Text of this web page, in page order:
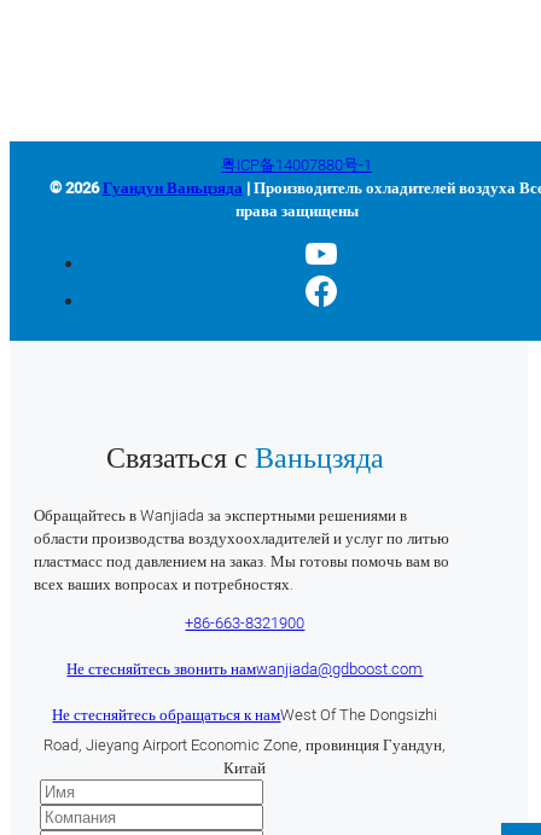
粤ICP备14007880号-1
© 2026Гуандун Ваньцзяда | Производитель охладителей воздуха
права защищены
Связаться с Ваньцзяда
Обращайтесь в Wanjiada за экспертными решениями в
области производства воздухоохладителей и услуг по литью
пластмасс под давлением на заказ. Мы готовы помочь вам во
всех ваших вопросах и потребностях.
+86-663-8321900
Не стесняйтесь звонить намwanjiada@gdboost.com
Не стесняйтесь обращаться к намWest Of The Dongsizhi
Road, Jieyang Airport Economic Zone, провинция Гуандун,
Китай